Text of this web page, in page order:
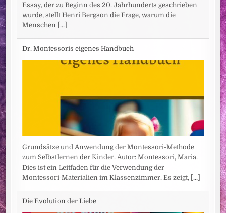
Essay, der zu Beginn des 20. Jahrhunderts geschrieben
wurde, stellt Henri Bergson die Frage, warum die
Menschen
[...]
Dr. Montessoris eigenes Handbuch
Grundsätze und Anwendung der Montessori-Methode
zum Selbstlernen der Kinder. Autor: Montessori, Maria.
Dies ist ein Leitfaden für die Verwendung der
Montessori-Materialien im Klassenzimmer. Es zeigt,
[...]
Die Evolution der Liebe